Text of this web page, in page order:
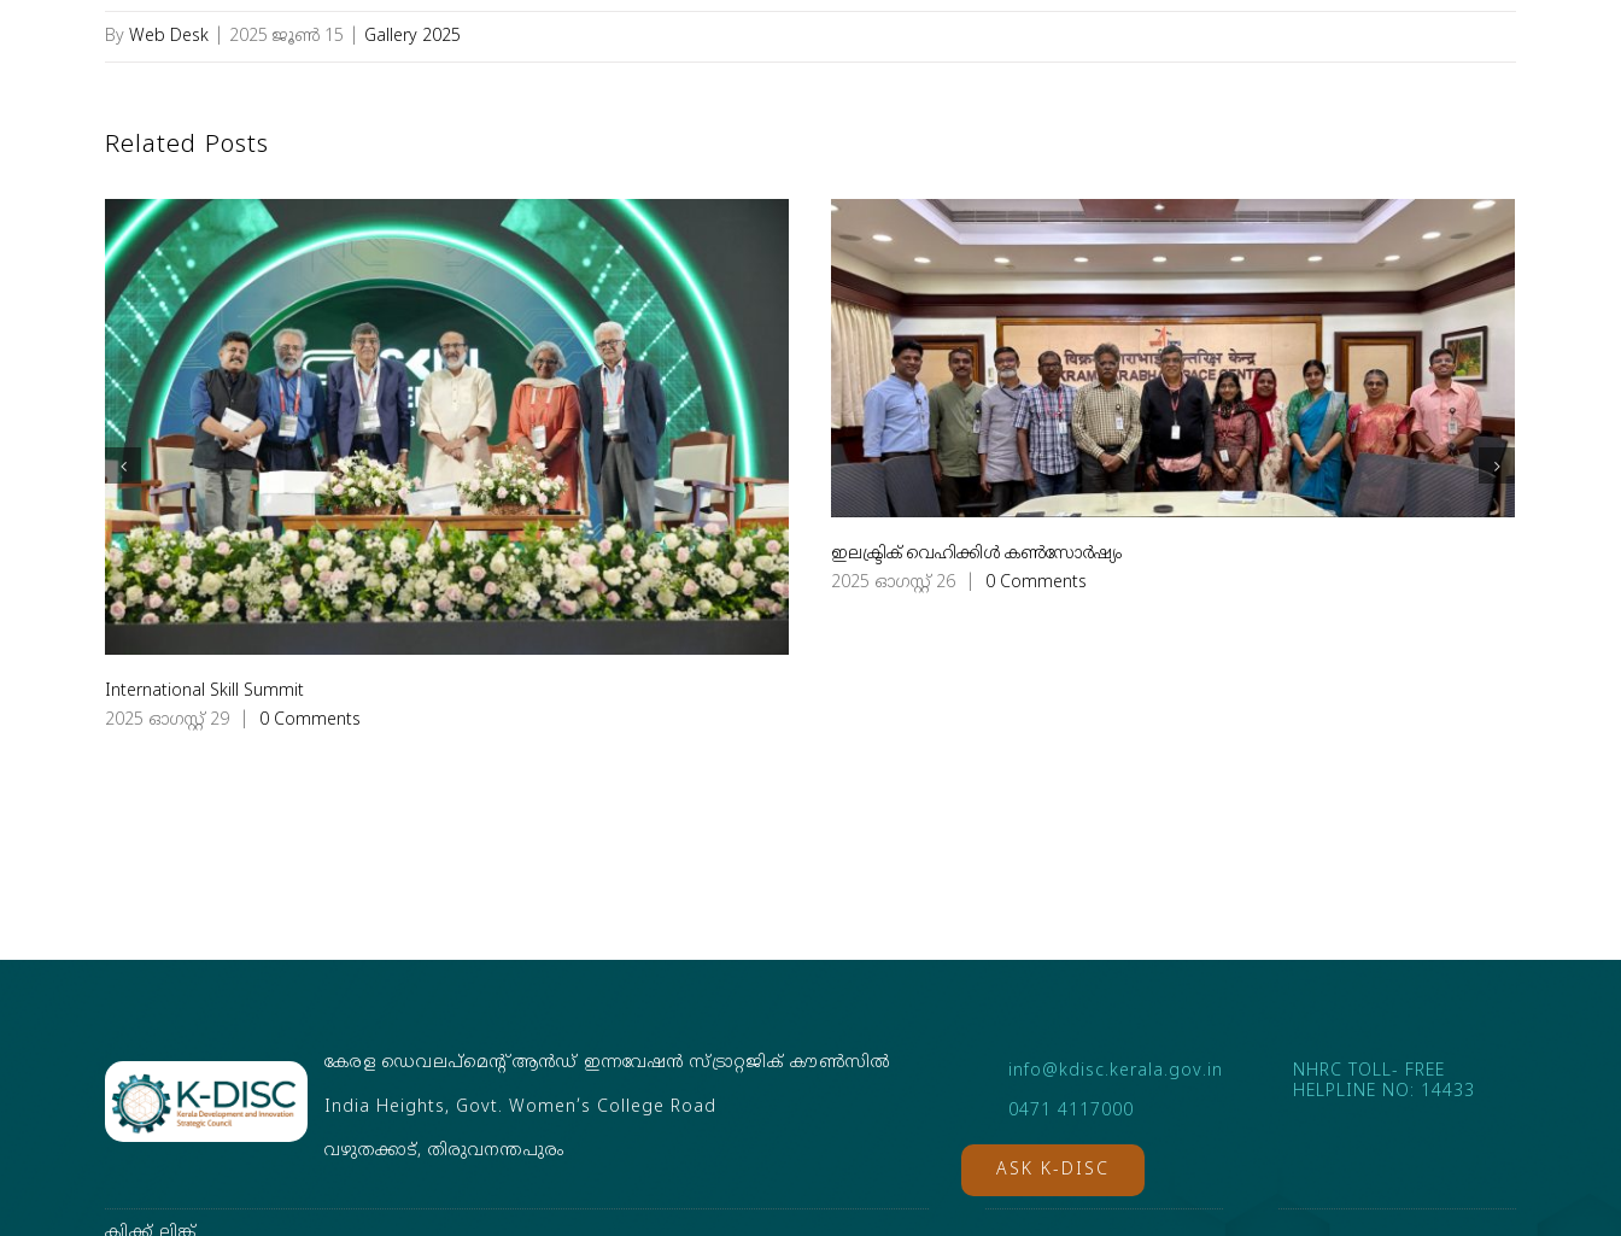
By Web Desk 2025 ജൂൺ 15 Gallery 2025
Related Posts
International Skill Summit
2025 ഓഗസ്റ്റ്‌ 29
0 Comments
ഇലക്ട്രിക് വെഹിക്കിൾ കൺസോർഷ്യം
2025 ഓഗസ്റ്റ്‌ 26
0 Comments
കേരള ഡെവലപ്‌മെന്റ് ആൻഡ് ഇന്നവേഷൻ സ്ട്രാറ്റജിക് കൗൺസിൽ
India Heights, Govt. Women’s College Road
വഴുതക്കാട്, തിരുവനന്തപുരം
info@kdisc.kerala.gov.in
0471 4117000
ASK K-DISC
NHRC TOLL- FREE
HELPLINE NO: 14433